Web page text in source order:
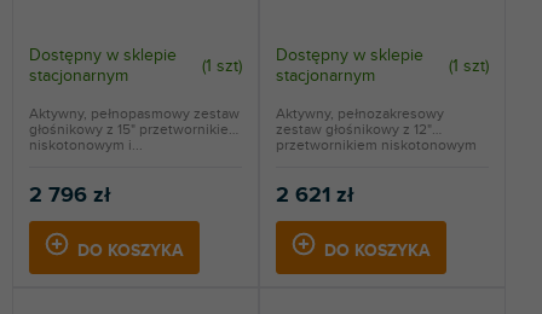
Dostępny w sklepie
stacjonarnym
(1 szt)
2 796 zł
DO KOSZYKA
Aktywny, pełnopasmowy zestaw
głośnikowy z 15" przetwornikiem
niskotonowym i...
Dostępny w sklepie
stacjonarnym
(1 szt)
2 621 zł
DO KOSZYKA
Aktywny, pełnozakresowy
zestaw głośnikowy z 12"
przetwornikiem niskotonowym